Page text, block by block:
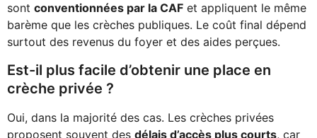
sont conventionnées par la CAF et appliquent le même
barème que les crèches publiques. Le coût final dépend
surtout des revenus du foyer et des aides perçues.
Est-il plus facile d’obtenir une place en
crèche privée ?
Oui, dans la majorité des cas. Les crèches privées
proposent souvent des délais d’accès plus courts, car